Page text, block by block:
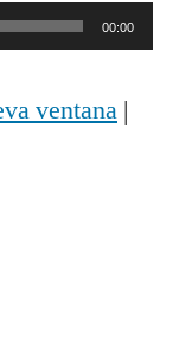
00:00
ventana |